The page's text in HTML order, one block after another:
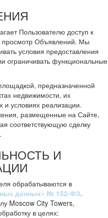
Пользователю доступ к
просмотр Объявлений. Мы
условия предоставления
ограничивать функциональные
предназначенной
недвижимости, их
и условиях реализации.
размещенные на Сайте,
соответствующую сделку
И
обрабатываются в
данных» № 152-ФЗ.
Moscow City Towers,
в целях: